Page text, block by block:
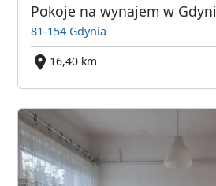
Pokoje na wynajem w Gdyni
81-154 Gdynia
16,40 km